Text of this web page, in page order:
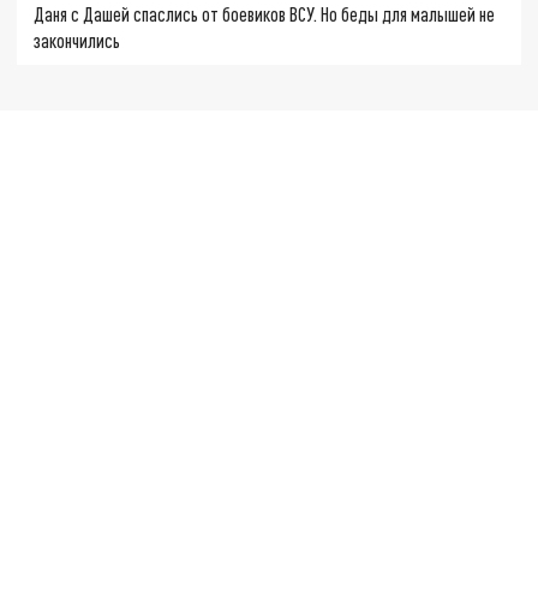
Даня с Дашей спаслись от боевиков ВСУ. Но беды для малышей не
закончились